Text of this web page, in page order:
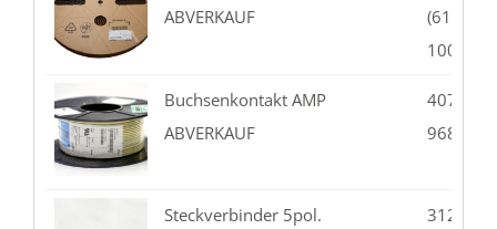
ABVERKAUF
10020)
Buchsenkontakt AMP
ABVERKAUF
407.44-
968851-
Steckverbinder 5pol.
312.05-